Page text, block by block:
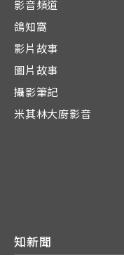
影音頻道
鴿知窩
影片故事
圖片故事
攝影筆記
米其林大廚影音
知新聞